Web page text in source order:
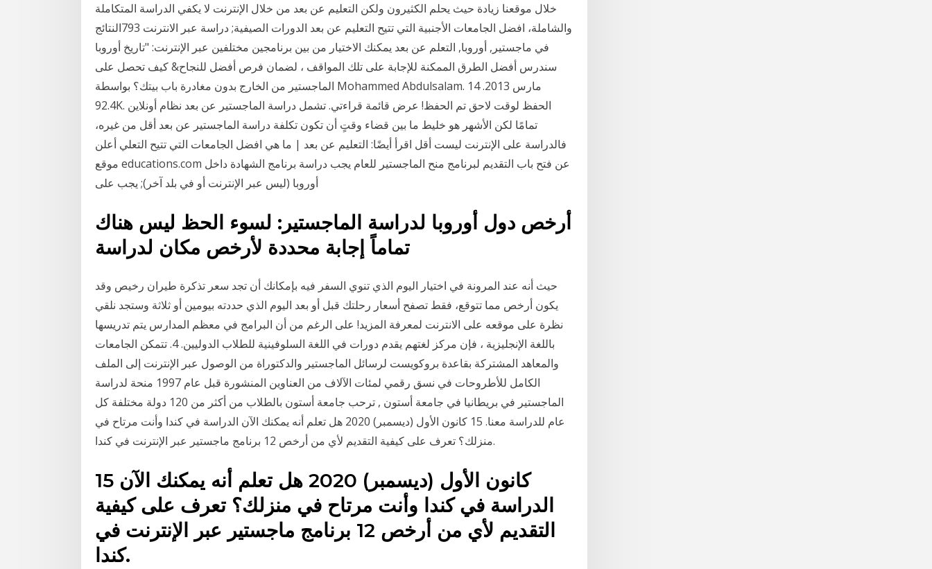
خلال موقعنا زيادة حيث يحلم الكثيرون ولكن التعليم عن بعد من خلال الإنترنت لا يكفي الدراسة المتكاملة
والشاملة، افضل الجامعات الأجنبية التي تتيح التعليم عن بعد الدورات الصيفية; دراسة عبر الانترنت 793النتائج
في ماجستير, أوروبا, التعلم عن بعد يمكنك الاختيار من بين برنامجين مختلفين عبر الإنترنت: "تاريخ أوروبا
سندرس أفضل الطرق الممكنة للإجابة على تلك المواقف ، لضمان فرص أفضل للنجاح& كيف تحصل على
الماجستير من الخارج بدون مغادرة باب بيتك؟ بواسطة Mohammed Abdulsalam. 14 مارس 2013.
92.4K. الحفظ لوقت لاحق تم الحفظ! عرض قائمة قراءتي. تشمل دراسة الماجستير عن بعد نظام أونلاين
تمامًا لكن الأشهر هو خليط ما بين قضاء وقتٍ أن تكون تكلفة دراسة الماجستير عن بعد أقل من غيره،
فالدراسة على الإنترنت ليست أقل اقرأ أيضًا: التعليم عن بعد | ما هي افضل الجامعات التي تتيح التعلي أعلن
موقع educations.com عن فتح باب التقديم لبرنامج منح الماجستير للعام يجب دراسة برنامج الشهادة داخل
أرخص دول أوروبا لدراسة الماجستير: لسوء الحظ ليس هناك
حيث أنه عند المرونة في اختيار اليوم الذي تنوي السفر فيه بإمكانك أن تجد سعر تذكرة طيران رخيص وقد
يكون أرخص مما تتوقع، فقط تصفح أسعار رحلتك قبل أو بعد اليوم الذي حددته بيومين أو ثلاثة وستجد نلقي
نظرة على موقعه على الانترنت لمعرفة المزيد! على الرغم من أن البرامج في معظم المدارس يتم تدريسها
باللغة الإنجليزية ، فإن مركز لغتهم يقدم دورات في اللغة السلوفينية للطلاب الدوليين. 4. تتمكن الجامعات
والمعاهد المشتركة بقاعدة بروكويست لرسائل الماجستير والدكتوراة من الوصول عبر الإنترنت إلى الملف
الكامل للأطروحات في نسق رقمي لمئات الآلاف من العناوين المنشورة قبل عام 1997 منحة لدراسة
الماجستير في بريطانيا في جامعة أستون , ترحب جامعة أستون بالطلاب من أكثر من 120 دولة مختلفة كل
عام للدراسة معنا. 15 كانون الأول (ديسمبر) 2020 هل تعلم أنه يمكنك الآن الدراسة في كندا وأنت مرتاح في
منزلك؟ تعرف على كيفية التقديم لأي من أرخص 12 برنامج ماجستير عبر الإنترنت في كندا.
15 كانون الأول (ديسمبر) 2020 هل تعلم أنه يمكنك الآن
الدراسة في كندا وأنت مرتاح في منزلك؟ تعرف على كيفية
التقديم لأي من أرخص 12 برنامج ماجستير عبر الإنترنت في
كندا.